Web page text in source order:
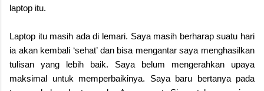
laptop itu.
Laptop itu masih ada di lemari. Saya masih berharap suatu hari
ia akan kembali ‘sehat’ dan bisa mengantar saya menghasilkan
tulisan yang lebih baik. Saya belum mengerahkan upaya
maksimal untuk memperbaikinya. Saya baru bertanya pada